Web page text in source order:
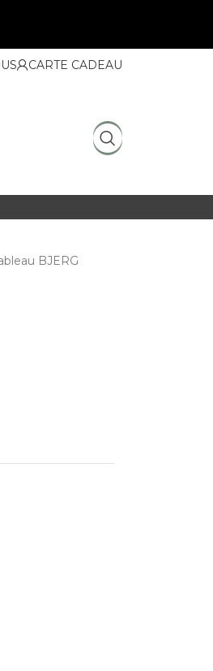
CARTE CADEAU
BJERG